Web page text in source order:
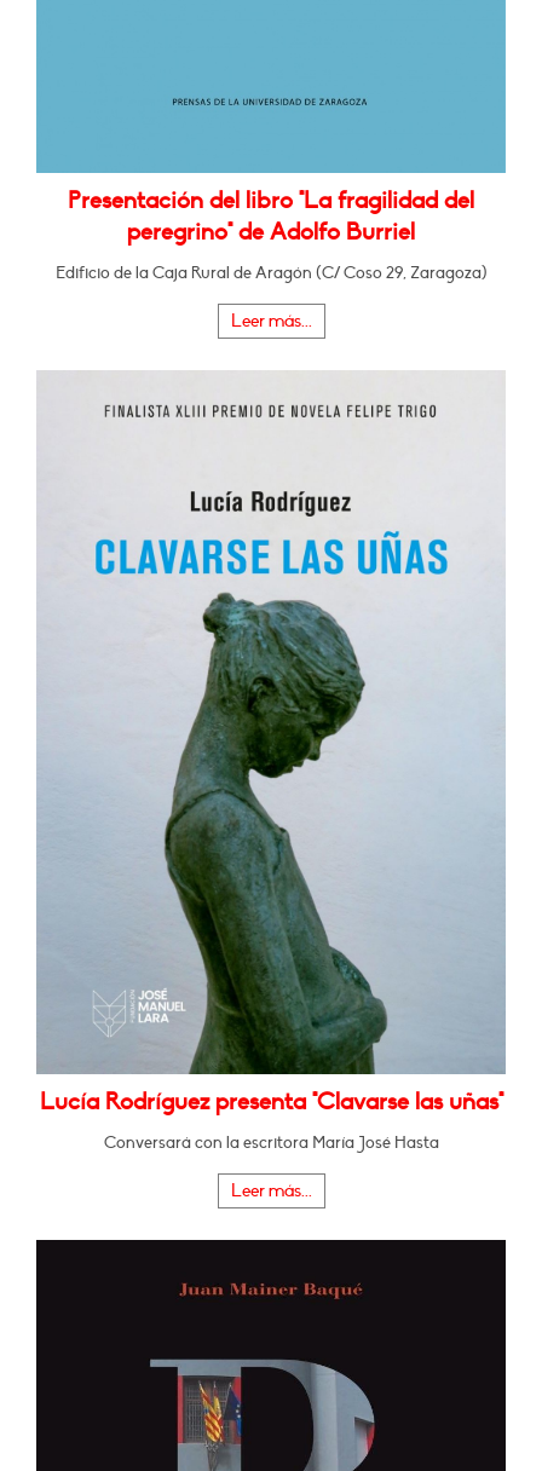
Presentación del libro "La fragilidad del
peregrino" de Adolfo Burriel
Edificio de la Caja Rural de Aragón (C/ Coso 29, Zaragoza)
Leer más...
Lucía Rodríguez presenta "Clavarse las uñas"
Conversará con la escritora María José Hasta
Leer más...